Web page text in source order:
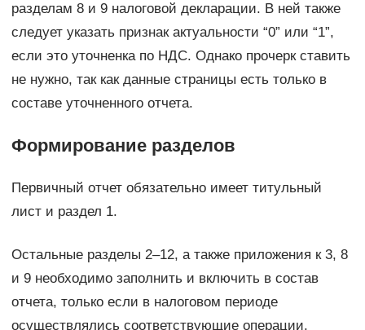
разделам 8 и 9 налоговой декларации. В ней также
следует указать признак актуальности “0” или “1”,
если это уточненка по НДС. Однако прочерк ставить
не нужно, так как данные страницы есть только в
составе уточненного отчета.
Формирование разделов
Первичный отчет обязательно имеет титульный
лист и раздел 1.
Остальные разделы 2–12, а также приложения к 3, 8
и 9 необходимо заполнить и включить в состав
отчета, только если в налоговом периоде
осуществлялись соответствующие операции.